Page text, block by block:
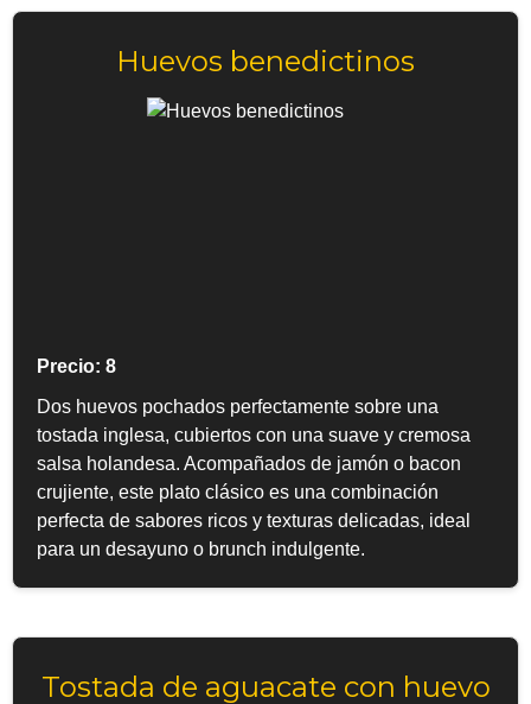
Huevos benedictinos
Precio: 8
Dos huevos pochados perfectamente sobre una
tostada inglesa, cubiertos con una suave y cremosa
salsa holandesa. Acompañados de jamón o bacon
crujiente, este plato clásico es una combinación
perfecta de sabores ricos y texturas delicadas, ideal
para un desayuno o brunch indulgente.
Tostada de aguacate con huevo